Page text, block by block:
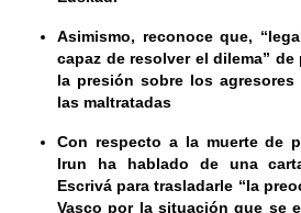
Asimismo, reconoce que,
capaz de resolver el dilema”
la presión sobre los
las maltratadas
Con respecto a la muerte de
Irun ha hablado de una
Escrivá para trasladarle “la
Vasco por la situación que se